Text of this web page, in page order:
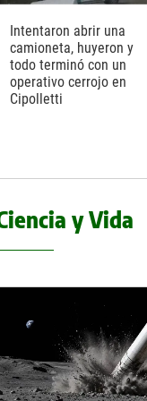
Intentaron abrir una
camioneta, huyeron y
todo terminó con un
operativo cerrojo en
Cipolletti
y Vida